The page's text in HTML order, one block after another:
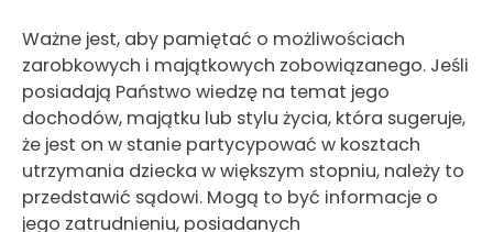
Ważne jest, aby pamiętać o możliwościach
zarobkowych i majątkowych zobowiązanego. Jeśli
posiadają Państwo wiedzę na temat jego
dochodów, majątku lub stylu życia, która sugeruje,
że jest on w stanie partycypować w kosztach
utrzymania dziecka w większym stopniu, należy to
przedstawić sądowi. Mogą to być informacje o
jego zatrudnieniu, posiadanych